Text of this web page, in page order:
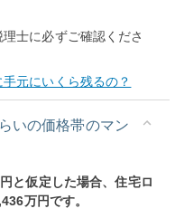
士に必ずご確認くださ
元にいくら残るの？
いの価格帯のマン
と仮定した場合、住宅ロ
万円です。